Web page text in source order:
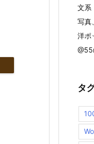
文系
写真
洋ポ
タ